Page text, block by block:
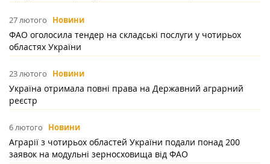
27 лютого Новини
ФАО оголосила тендер на складські послуги у чотирьох
областях України
23 лютого Новини
Україна отримала повні права на Державний аграрний
реєстр
6 лютого Новини
Аграрії з чотирьох областей України подали понад 200
заявок на модульні зерносховища від ФАО